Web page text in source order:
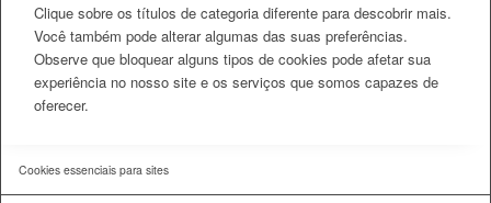
Clique sobre os títulos de categoria diferente para descobrir mais.
Você também pode alterar algumas das suas preferências.
Observe que bloquear alguns tipos de cookies pode afetar sua
experiência no nosso site e os serviços que somos capazes de
oferecer.
Cookies essenciais para sites